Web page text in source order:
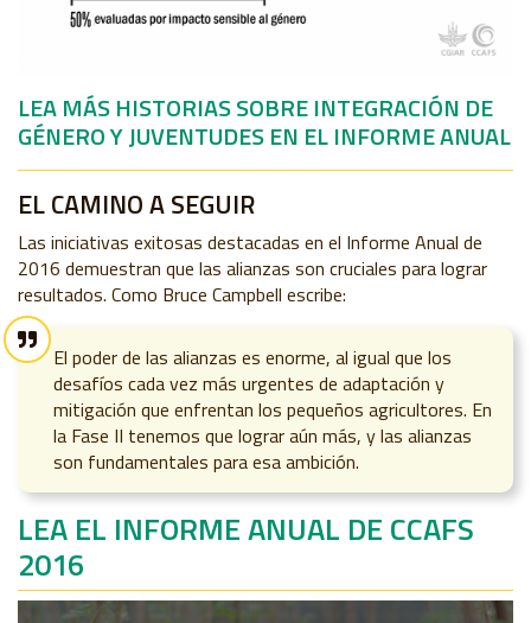
LEA MÁS HISTORIAS SOBRE INTEGRACIÓN DE
GÉNERO Y JUVENTUDES EN EL INFORME ANUAL
EL CAMINO A SEGUIR
Las iniciativas exitosas destacadas en el Informe Anual de
2016 demuestran que las alianzas son cruciales para lograr
resultados. Como Bruce Campbell escribe:
El poder de las alianzas es enorme, al igual que los
desafíos cada vez más urgentes de adaptación y
mitigación que enfrentan los pequeños agricultores. En
la Fase II tenemos que lograr aún más, y las alianzas
son fundamentales para esa ambición.
LEA EL INFORME ANUAL DE CCAFS
2016